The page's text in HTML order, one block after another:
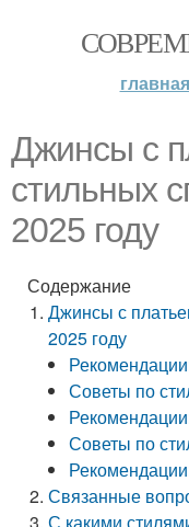
главная
Джинсы с
стильных
2025 году
Содержание
Джинсы с
2025 году
Советы по
Советы по
Связанные